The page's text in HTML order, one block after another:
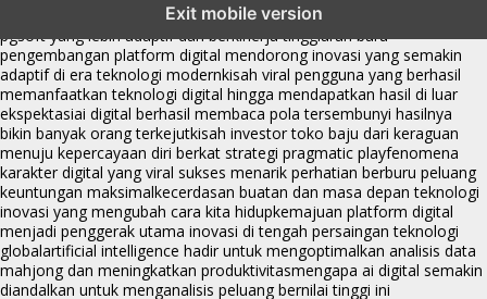
Exit mobile version
menghadirkan inovasi berkualitasai digital menjadi kunci analisis data
pgsoft yang lebih adaptif dan berkinerja tinggiarah baru
pengembangan platform digital mendorong inovasi yang semakin
adaptif di era teknologi modernkisah viral pengguna yang berhasil
memanfaatkan teknologi digital hingga mendapatkan hasil di luar
ekspektasiai digital berhasil membaca pola tersembunyi hasilnya
bikin banyak orang terkejutkisah investor toko baju dari keraguan
menuju kepercayaan diri berkat strategi pragmatic playfenomena
karakter digital yang viral sukses menarik perhatian berburu peluang
keuntungan maksimalkecerdasan buatan dan masa depan teknologi
inovasi yang mengubah cara kita hidupkemajuan platform digital
menjadi penggerak utama inovasi di tengah persaingan teknologi
globalartificial intelligence hadir untuk mengoptimalkan analisis data
mahjong dan meningkatkan produktivitasmengapa ai digital semakin
diandalkan untuk menganalisis peluang bernilai tinggi ini